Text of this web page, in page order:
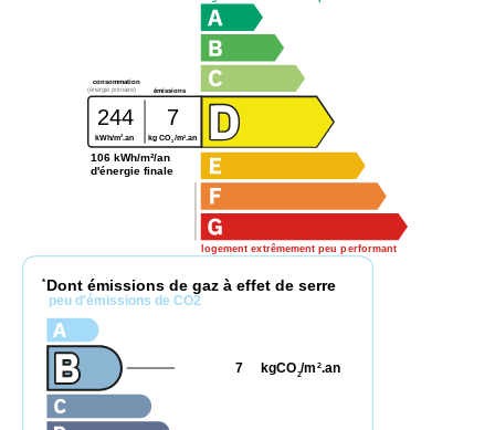
logement extrêmement peu performant
consommation
émissions
(énergie primaire)
244 7
kWh/m2.an kg CO2 /m2 .an
106 kWh/m²/an
d'énergie finale
* Dont émissions de gaz à effet de serre
peu d'émissions de CO2
kgCO2/m 2.an
7